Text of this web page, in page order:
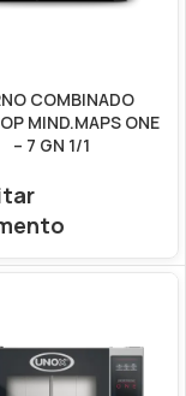
COMBINADO
MIND.MAPS ONE
– 7 GN 1/1